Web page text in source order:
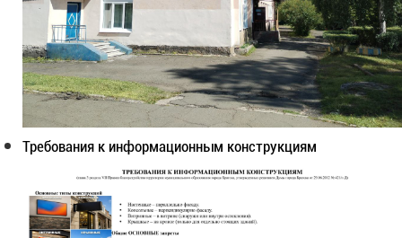
Требования к информационным конструкциям